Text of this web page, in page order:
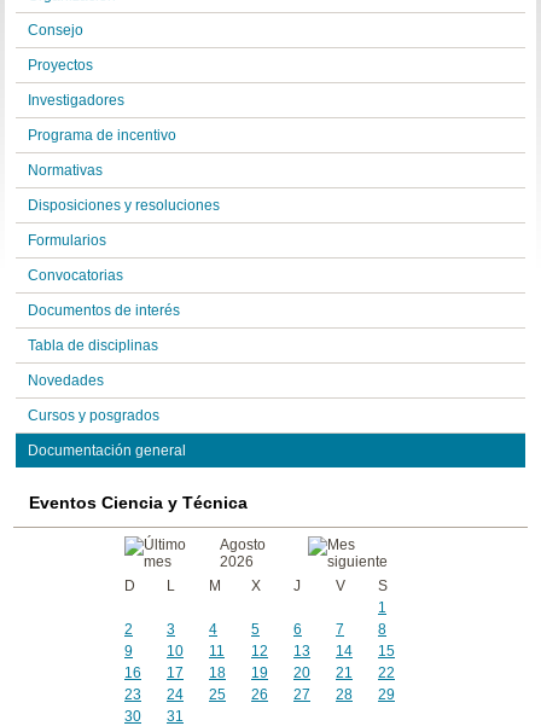
Consejo
Proyectos
Investigadores
Programa de incentivo
Normativas
Disposiciones y resoluciones
Formularios
Convocatorias
Documentos de interés
Tabla de disciplinas
Novedades
Cursos y posgrados
Documentación general
Eventos Ciencia y Técnica
Agosto
2026
D
L M X J V
S
1
2
3 4 5 6 7
8
9
10 11 12 13 14
15
16
17 18 19 20 21
22
23
24 25 26 27 28
29
30
31